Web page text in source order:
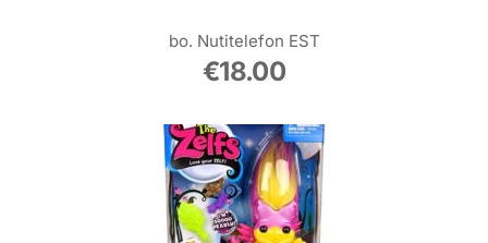
bo. Nutitelefon EST
€18.00